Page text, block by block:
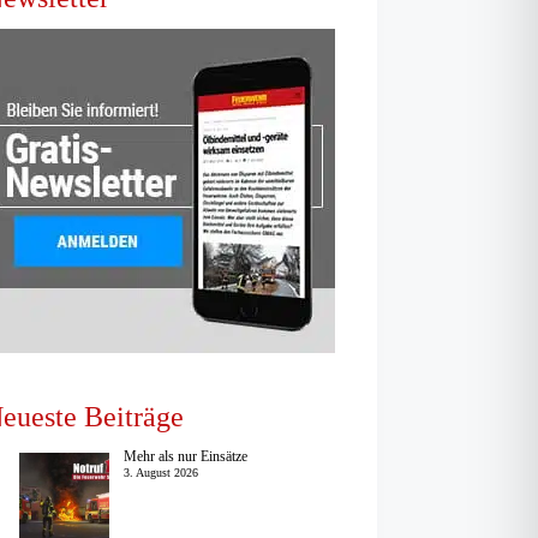
Beiträge
Mehr als nur Einsätze
3. August 2026